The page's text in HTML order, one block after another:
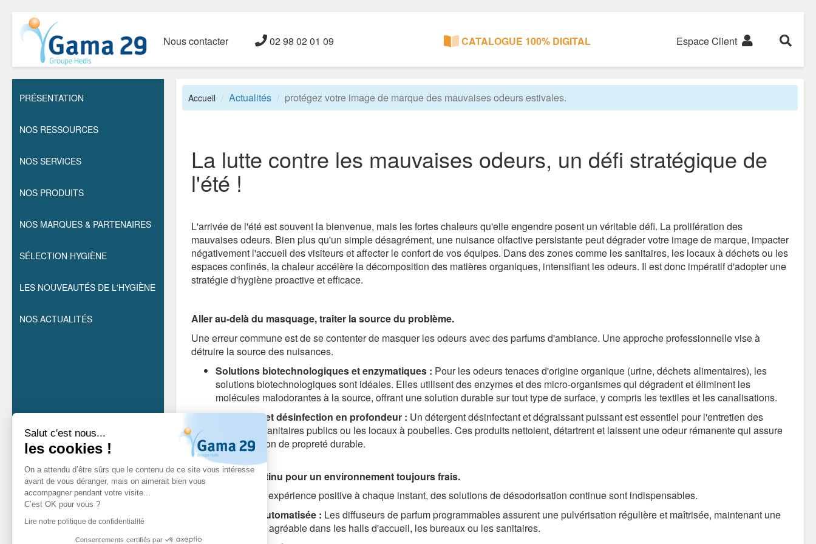
Salut c'est nous...
les cookies !
On a attendu d’être sûrs que le contenu de ce site vous intéresse
avant de vous déranger, mais on aimerait bien vous
accompagner pendant votre visite...
C’est OK pour vous ?
Lire notre politique de confidentialité
Consentements certifiés par
Nous contacter 02 98 02 01 09 CATALOGUE 100% DIGITAL Espace Client
PRÉSENTATION
NOS RESSOURCES
NOS SERVICES
NOS PRODUITS
NOS MARQUES & PARTENAIRES
SÉLECTION HYGIÈNE
LES NOUVEAUTÉS DE L'HYGIÈNE
NOS ACTUALITÉS
Accueil Actualités protégez votre image de marque des mauvaises odeurs estivales.
La lutte contre les mauvaises odeurs, un défi stratégique de
l'été !
L'arrivée de l'été est souvent la bienvenue, mais les fortes chaleurs qu'elle engendre posent un véritable défi. La prolifération des
mauvaises odeurs. Bien plus qu'un simple désagrément, une nuisance olfactive persistante peut dégrader votre image de marque, impacter
négativement l'accueil des visiteurs et affecter le confort de vos équipes. Dans des zones comme les sanitaires, les locaux à déchets ou les
espaces confinés, la chaleur accélère la décomposition des matières organiques, intensifiant les odeurs. Il est donc impératif d'adopter une
stratégie d'hygiène proactive et efficace.
Aller au-delà du masquage, traiter la source du problème.
Une erreur commune est de se contenter de masquer les odeurs avec des parfums d'ambiance. Une approche professionnelle vise à
détruire la source des nuisances.
Solutions biotechnologiques et enzymatiques : Pour les odeurs tenaces d'origine organique (urine, déchets alimentaires), les
solutions biotechnologiques sont idéales. Elles utilisent des enzymes et des micro-organismes qui dégradent et éliminent les
molécules malodorantes à la source, offrant une solution durable sur tout type de surface, y compris les textiles et les canalisations.
Nettoyage et désinfection en profondeur : Un détergent désinfectant et dégraissant puissant est essentiel pour l'entretien des
zones des sanitaires publics ou les locaux à poubelles. Ces produits nettoient, détartrent et laissent une odeur rémanente qui assure
une sensation de propreté durable.
Un contrôle continu pour un environnement toujours frais.
Pour garantir une expérience positive à chaque instant, des solutions de désodorisation continue sont indispensables.
Diffusion automatisée : Les diffuseurs de parfum programmables assurent une pulvérisation régulière et maîtrisée, maintenant une
atmosphère agréable dans les halls d'accueil, les bureaux ou les sanitaires.